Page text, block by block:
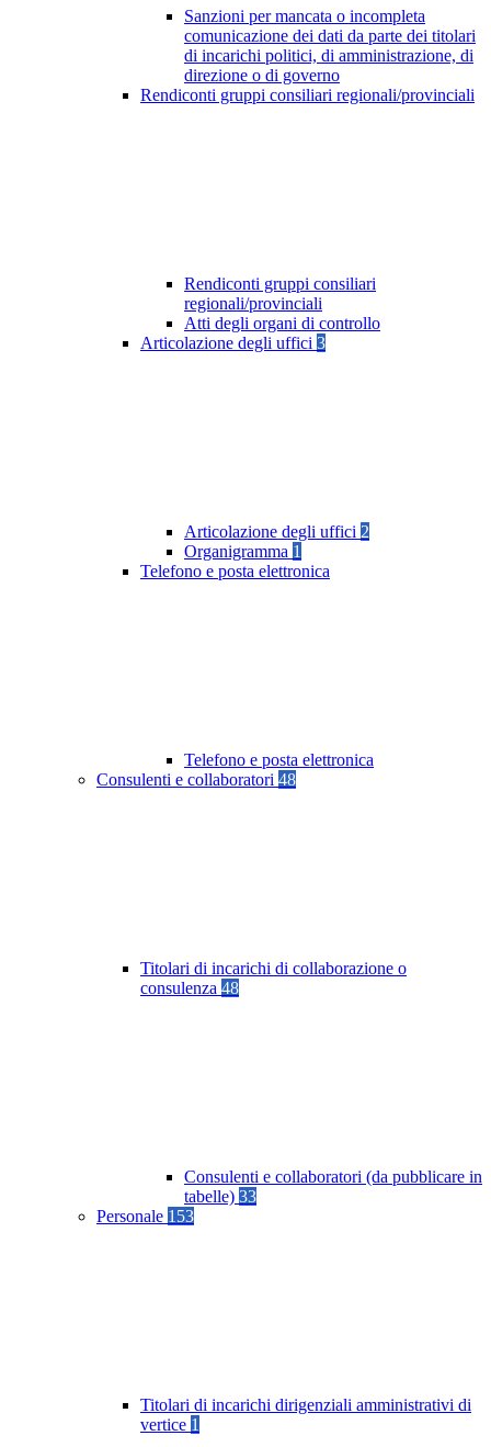
Sanzioni per mancata o incompleta
comunicazione dei dati da parte dei titolari
di incarichi politici, di amministrazione, di
direzione o di governo
Rendiconti gruppi consiliari regionali/provinciali
Rendiconti gruppi consiliari
regionali/provinciali
Atti degli organi di controllo
Articolazione degli uffici 3
Articolazione degli uffici 2
Organigramma 1
Telefono e posta elettronica
Telefono e posta elettronica
Consulenti e collaboratori 48
Titolari di incarichi di collaborazione o
consulenza 48
Consulenti e collaboratori (da pubblicare in
tabelle) 33
Personale 153
Titolari di incarichi dirigenziali amministrativi di
vertice 1